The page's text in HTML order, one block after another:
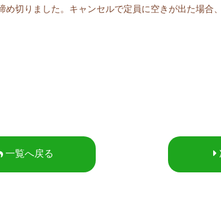
切りました。キャンセルで定員に空きが出た場合
一覧へ戻る